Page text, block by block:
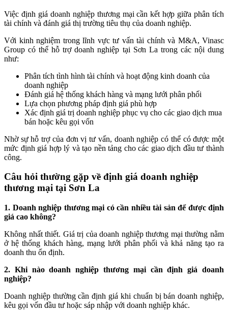
Việc định giá doanh nghiệp thương mại cần kết hợp giữa phân tích
tài chính và đánh giá thị trường tiêu thụ của doanh nghiệp.
Với kinh nghiệm trong lĩnh vực tư vấn tài chính và M&A, Vinasc
Group có thể hỗ trợ doanh nghiệp tại Sơn La trong các nội dung
như:
Phân tích tình hình tài chính và hoạt động kinh doanh của
doanh nghiệp
Đánh giá hệ thống khách hàng và mạng lưới phân phối
Lựa chọn phương pháp định giá phù hợp
Xác định giá trị doanh nghiệp phục vụ cho các giao dịch mua
bán hoặc kêu gọi vốn
Nhờ sự hỗ trợ của đơn vị tư vấn, doanh nghiệp có thể có được một
mức định giá hợp lý và tạo nền tảng cho các giao dịch đầu tư thành
công.
Câu hỏi thường gặp về định giá doanh nghiệp
thương mại tại Sơn La
1. Doanh nghiệp thương mại có cần nhiều tài sản để được định
giá cao không?
Không nhất thiết. Giá trị của doanh nghiệp thương mại thường nằm
ở hệ thống khách hàng, mạng lưới phân phối và khả năng tạo ra
doanh thu ổn định.
2. Khi nào doanh nghiệp thương mại cần định giá doanh
nghiệp?
Doanh nghiệp thường cần định giá khi chuẩn bị bán doanh nghiệp,
kêu gọi vốn đầu tư hoặc sáp nhập với doanh nghiệp khác.